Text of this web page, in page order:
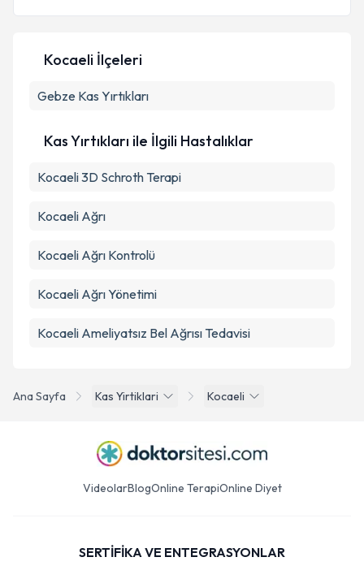
Metni'ni okudum ve kişisel verilerimin belirtilen
Ana Sayfa Kas Yirtiklari Kocaeli
Kocaeli İlçeleri
Gebze Kas Yırtıkları
Kas Yırtıkları ile İlgili Hastalıklar
Kocaeli 3D Schroth Terapi
Kocaeli Ağrı
Kocaeli Ağrı Kontrolü
Kocaeli Ağrı Yönetimi
Kocaeli Ameliyatsız Bel Ağrısı Tedavisi
VideolarBlogOnline TerapiOnline Diyet
SERTİFİKA VE ENTEGRASYONLAR